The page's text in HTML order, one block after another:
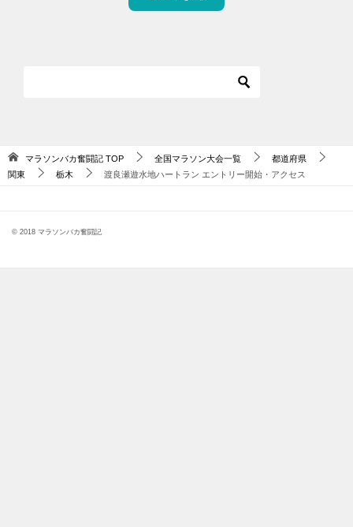
マラソンバカ奮闘記 TOP 全国マラソン大会一覧
都道府県
関東
栃木 渡良瀬遊水地ハートラン エントリー開始・アクセス
© 2018 マラソンバカ奮闘記